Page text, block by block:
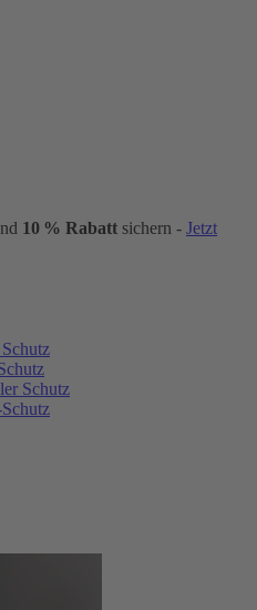
10 % Rabatt sichern - Jetzt
Schutz